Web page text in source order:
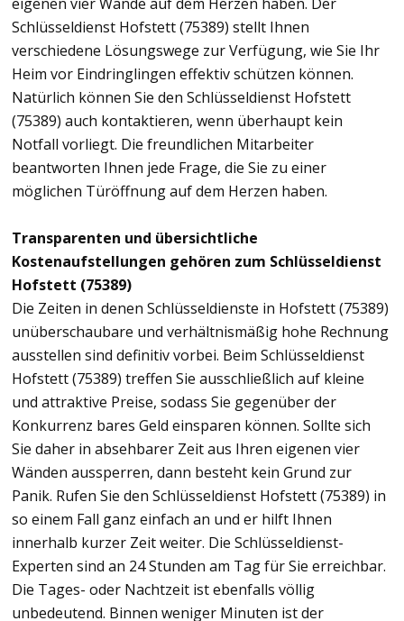
Schlüsseldienst Hofstett (75389) stellt Ihnen
verschiedene Lösungswege zur Verfügung, wie Sie Ihr
Heim vor Eindringlingen effektiv schützen können.
Natürlich können Sie den Schlüsseldienst Hofstett
(75389) auch kontaktieren, wenn überhaupt kein
Notfall vorliegt. Die freundlichen Mitarbeiter
beantworten Ihnen jede Frage, die Sie zu einer
möglichen Türöffnung auf dem Herzen haben.
Transparenten und übersichtliche
Kostenaufstellungen gehören zum Schlüsseldienst
Hofstett (75389)
Die Zeiten in denen Schlüsseldienste in Hofstett (75389)
unüberschaubare und verhältnismäßig hohe Rechnung
ausstellen sind definitiv vorbei. Beim Schlüsseldienst
Hofstett (75389) treffen Sie ausschließlich auf kleine
und attraktive Preise, sodass Sie gegenüber der
Konkurrenz bares Geld einsparen können. Sollte sich
Sie daher in absehbarer Zeit aus Ihren eigenen vier
Wänden aussperren, dann besteht kein Grund zur
Panik. Rufen Sie den Schlüsseldienst Hofstett (75389) in
so einem Fall ganz einfach an und er hilft Ihnen
innerhalb kurzer Zeit weiter. Die Schlüsseldienst-
Experten sind an 24 Stunden am Tag für Sie erreichbar.
Die Tages- oder Nachtzeit ist ebenfalls völlig
unbedeutend. Binnen weniger Minuten ist der